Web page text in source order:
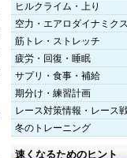
ヒルクライム・上り
空力・エアロダイナミク
筋トレ・ストレッチ
疲労・回復・睡眠
サプリ・食事・補給
期分け・練習計画
レース対策情報・レース
冬のトレーニング
速くなるためのヒント